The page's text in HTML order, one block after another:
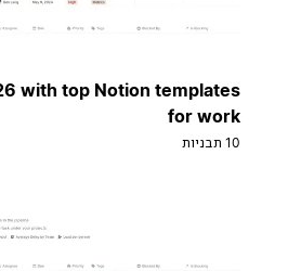
2026 with top Notion templates
for work